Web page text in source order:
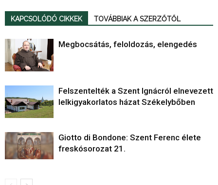
KAPCSOLÓDÓ CIKKEK TOVÁBBIAK A SZERZŐTŐL
Megbocsátás, feloldozás, elengedés
Felszentelték a Szent Ignácról elnevezett
lelkigyakorlatos házat Székelybőben
Giotto di Bondone: Szent Ferenc élete
freskósorozat 21.